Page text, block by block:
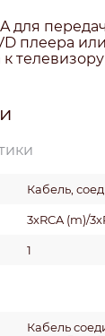
для
плеера или
Кабель,
3хRCA (m)/
1
Кабель